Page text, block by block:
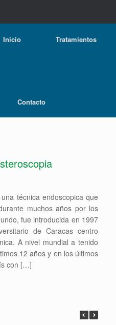
Inicio Tratamientos
Contacto
técnica endoscopica que
muchos años por los
fue introducida en 1997
de Caracas centro
A nivel mundial a tenido
12 años y en los últimos
con […]